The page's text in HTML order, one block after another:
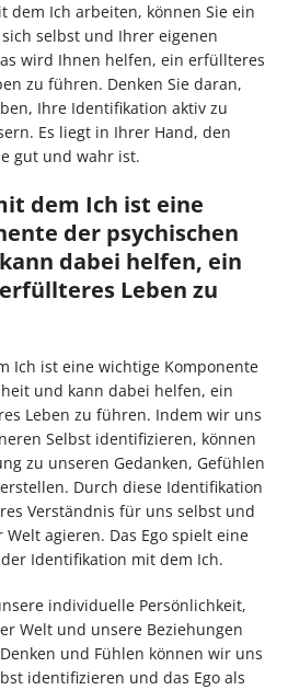
dem Ich arbeiten, können Sie ein
selbst und Ihrer eigenen
wird Ihnen helfen, ein erfüllteres
zu führen. Denken Sie daran,
Ihre Identifikation aktiv zu
Es liegt in Ihrer Hand, den
gut und wahr ist.
dem Ich ist eine
der psychischen
dabei helfen, ein
Leben zu
Ich ist eine wichtige Komponente
und kann dabei helfen, ein
Leben zu führen. Indem wir uns
Selbst identifizieren, können
zu unseren Gedanken, Gefühlen
Durch diese Identifikation
Verständnis für uns selbst und
agieren. Das Ego spielt eine
Identifikation mit dem Ich.
individuelle Persönlichkeit,
Welt und unsere Beziehungen
und Fühlen können wir uns
identifizieren und das Ego als